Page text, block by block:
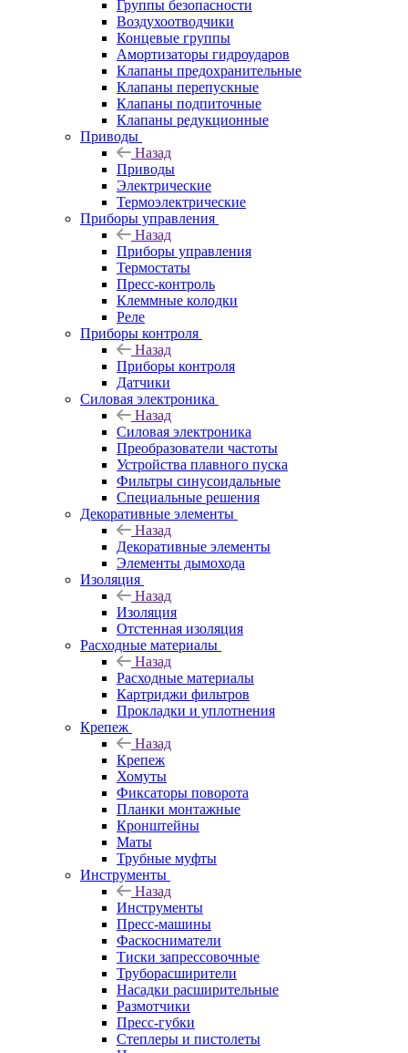
Группы безопасности
Воздухоотводчики
Концевые группы
Амортизаторы гидроударов
Клапаны предохранительные
Клапаны перепускные
Клапаны подпиточные
Клапаны редукционные
Приводы
Назад
Приводы
Электрические
Термоэлектрические
Приборы управления
Назад
Приборы управления
Термостаты
Пресс-контроль
Клеммные колодки
Реле
Приборы контроля
Назад
Приборы контроля
Датчики
Силовая электроника
Назад
Силовая электроника
Преобразователи частоты
Устройства плавного пуска
Фильтры синусоидальные
Специальные решения
Декоративные элементы
Назад
Декоративные элементы
Элементы дымохода
Изоляция
Назад
Изоляция
Отстенная изоляция
Расходные материалы
Назад
Расходные материалы
Картриджи фильтров
Прокладки и уплотнения
Крепеж
Назад
Крепеж
Хомуты
Фиксаторы поворота
Планки монтажные
Кронштейны
Маты
Трубные муфты
Инструменты
Назад
Инструменты
Пресс-машины
Фаскосниматели
Тиски запрессовочные
Труборасширители
Насадки расширительные
Размотчики
Пресс-губки
Степлеры и пистолеты